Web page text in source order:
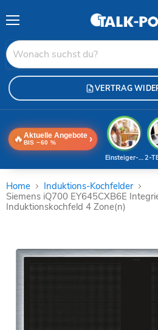
VERTRAG
🔥 Aktuelle Angebote
BIS −60 % ›
2-
Einsteiger-
Home
Induktions-Kochfelder
Siemens iQ700 EY645CXB6E
Induktionskochfeld 4 Zone(n)